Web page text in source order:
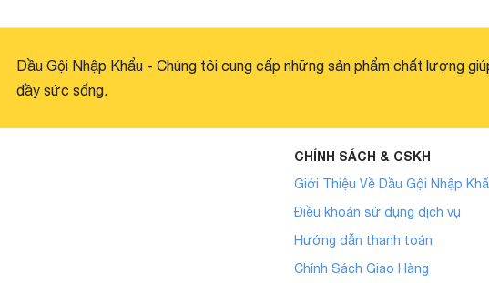
Dầu Gội Nhập Khẩu - Chúng tôi cung cấp những sản phẩm chất lượng
đầy sức sống.
CHÍNH SÁCH & CSKH
Giới Thiệu Về Dầu Gội Nhập
Điều khoản sử dụng dịch vụ
Hướng dẫn thanh toán
Chính Sách Giao Hàng